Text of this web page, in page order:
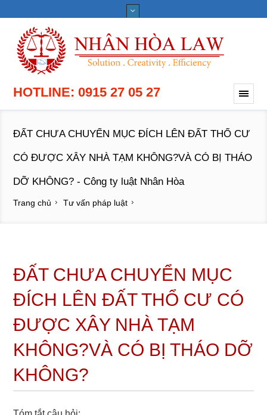
HOTLINE: 0915 27 05 27
ĐẤT CHƯA CHUYỂN MỤC ĐÍCH LÊN ĐẤT THỔ CƯ
CÓ ĐƯỢC XÂY NHÀ TẠM KHÔNG?VÀ CÓ BỊ THÁO
DỠ KHÔNG? - Công ty luật Nhân Hòa
Trang chủ Tư vấn pháp luật
ĐẤT CHƯA CHUYỂN MỤC
ĐÍCH LÊN ĐẤT THỔ CƯ CÓ
ĐƯỢC XÂY NHÀ TẠM
KHÔNG?VÀ CÓ BỊ THÁO DỠ
KHÔNG?